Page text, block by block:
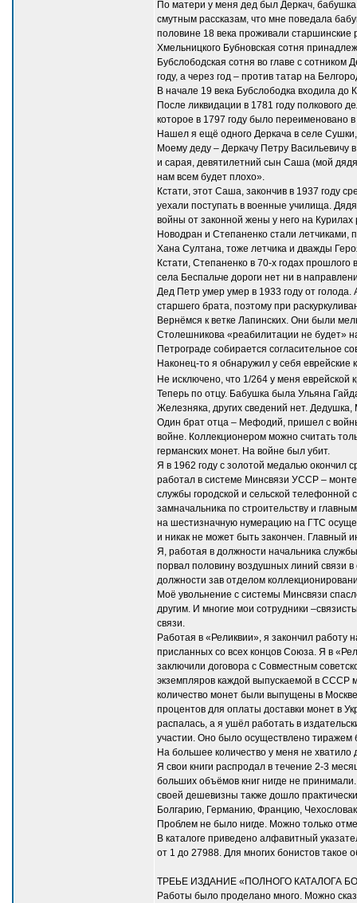
По матери у меня дед был Деркач,
смутным рассказам, что мне поведала
половине 18 века проживали
Хмельницкого Бубновская сотня
Бубслободская сотня во главе с
году, а через год – против татар на
В начале 19 века Бубслободка входила до
После ликвидации в 1781 году полкового
которое в 1797 году было переименовано
Нашел я ещё одного Деркача в селе
Моему деду – Деркачу Петру Васильевичу
и сарая, девятилетний сын Саша (мой
нам всем будет плохо».
Кстати, этот Саша, закончив в 1937 году
уехали поступать в военные училища.
войны от законной жены у него на
Новодран и Степаненко стали летчиками,
Хана Султана, тоже летчика и дважды
Кстати, Степаненко в 70-х годах
села Беспальче дороги нет ни в
Дед Петр умер умер в 1933 году от
старшего брата, поэтому при
Вернёмся к ветке Лапинских. Они были
Столешникова «реабилитации не будет»
Петрограде собирается согласительное
Наконец-то я обнаружил у себя еврейские
Не исключено, что 1/264 у меня еврейской
Теперь по отцу. Бабушка была Ульяна
Железняка, других сведений нет.
Один брат отца – Мефодий, пришел с
войне. Коллекционером можно считать
германских монет. На войне был убит.
Я в 1962 году с золотой медалью окончил
работал в системе Минсвязи УССР –
службы городской и сельской телефонной
замначальника по строительству и
на шестизначную нумерацию на ГТС
и никак не может быть закончен. Главный
Я, работая в должности начальника
порвал половину воздушных линий связи
должности зав отделом
Моё увольнение с системы Минсвязи
другим. И многие мои сотрудники
связи.
Работая в «Реликвии», я закончил
присланных со всех концов Союза. Я в
заключили договора с Совместным
экземпляров каждой выпускаемой в СССР
количество монет были выпущены в
процентов для оплаты доставки монет в
распалась, а я ушёл работать в
участии. Оно было осуществлено тиражем
На большее количество у меня не хватило
Я свои книги распродал в течение 2-3
больших объёмов книг нигде не
своей дешевизны также дошло
Болгарию, Германию, Францию,
Проблем не было нигде. Можно только
В каталоге приведено алфавитный
от 1 до 27988. Для многих бонистов такое
ТРЕЬЕ ИЗДАНИЕ «ПОЛНОГО КАТАЛОГА
Работы было проделано много. Можно